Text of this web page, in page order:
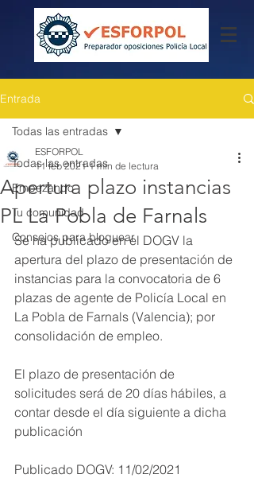
Entrada
Todas las entradas
Empezando
Tu comunidad
Consejos para bloguear
Todas las entradas
Apertura plazo instancias
PL La Pobla de Farnals
ESFORPOL
11 feb 2021 1 min de lectura
Se ha publicado en el DOGV la
apertura del plazo de presentación de
instancias para la convocatoria de 6
plazas de agente de Policía Local en
La Pobla de Farnals (Valencia); por
consolidación de empleo.
El plazo de presentación de
solicitudes será de 20 días hábiles, a
contar desde el día siguiente a dicha
publicación
Publicado DOGV: 11/02/2021